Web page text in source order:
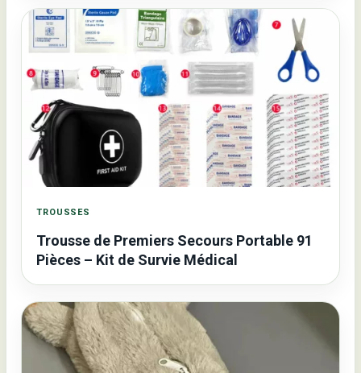
TROUSSES
Trousse de Premiers Secours Portable 91
Pièces – Kit de Survie Médical